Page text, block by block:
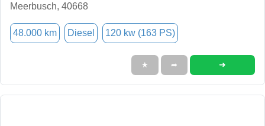
Meerbusch, 40668
48.000 km Diesel 120 kw (163 PS)
★ ➦ ➜